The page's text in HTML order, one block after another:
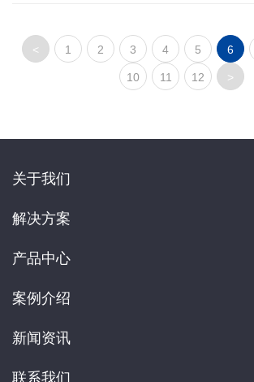
< 1 2 3 4 5 6
10 11 12 >
关于我们
解决方案
产品中心
案例介绍
新闻资讯
联系我们